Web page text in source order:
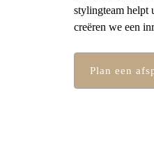
stylingteam helpt
creëren we een
Plan een